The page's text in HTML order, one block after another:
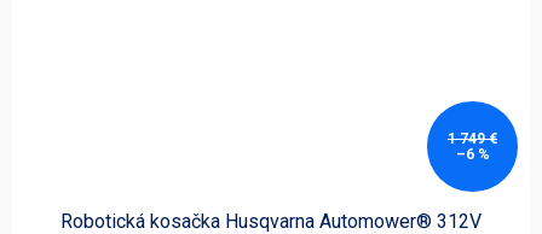
1 749 €
–6 %
Robotická kosačka Husqvarna Automower® 312V